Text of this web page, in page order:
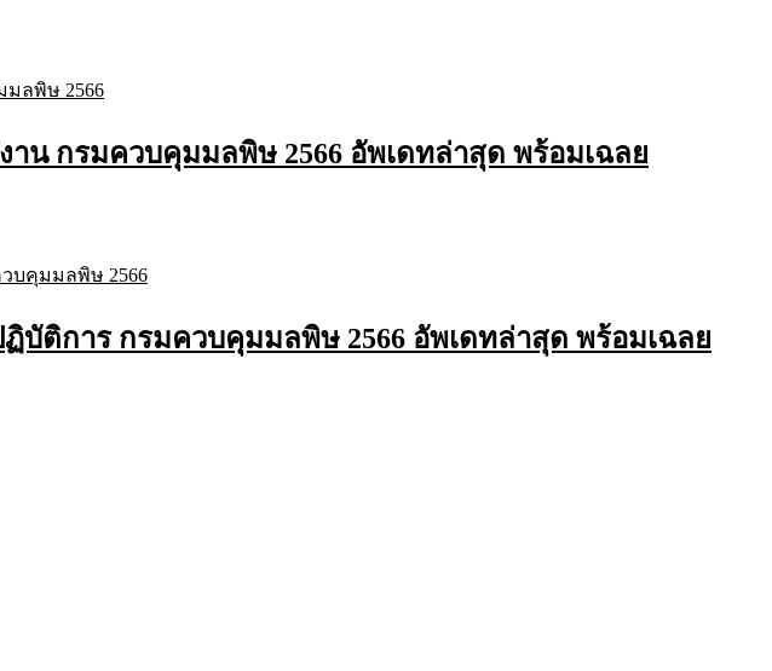
น กรมควบคุมมลพิษ 2566 อัพเดทล่าสุด พร้อมเฉลย
บัติการ กรมควบคุมมลพิษ 2566 อัพเดทล่าสุด พร้อมเฉลย